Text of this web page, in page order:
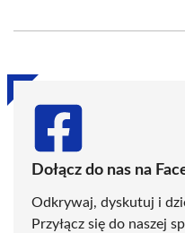
(Twitter)
Dołącz do nas na
Odkrywaj, dyskutuj i
Przyłącz się do naszej